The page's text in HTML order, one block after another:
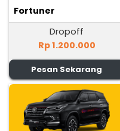
Fortuner
Dropoff
Rp 1.200.000
Pesan Sekarang